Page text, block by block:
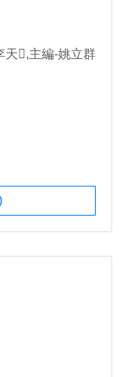
天,主編-姚立群